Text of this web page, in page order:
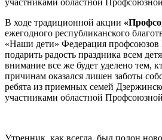
В ходе традиционной акции
ежегодного республиканского
«Наши дети» Федерация профсоюзов
подарить радость праздника всем
внимание все же будет уделено тем,
причинам оказался лишен заботы
ребята из приемных семей
участниками областной
Утренник, как всегда, был полон